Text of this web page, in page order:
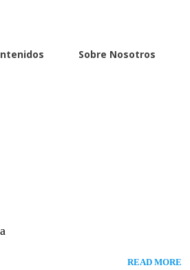
Sobre Nosotros
READ MORE